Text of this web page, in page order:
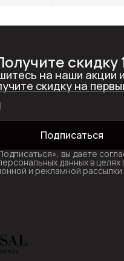
скидку
на наши акции
скидку на
Подписаться
вы даете
данных в целях
и рекламной рассылки